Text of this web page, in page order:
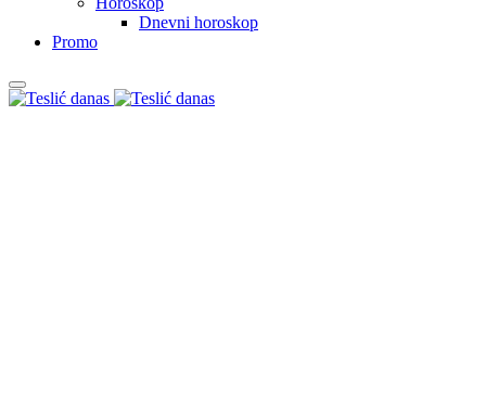
Dnevni horoskop
Promo